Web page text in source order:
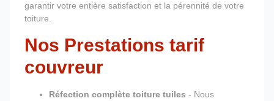
garantir votre entière satisfaction et la pérennité de votre
toiture.
Nos Prestations tarif
couvreur
Réfection complète toiture tuiles - Nous